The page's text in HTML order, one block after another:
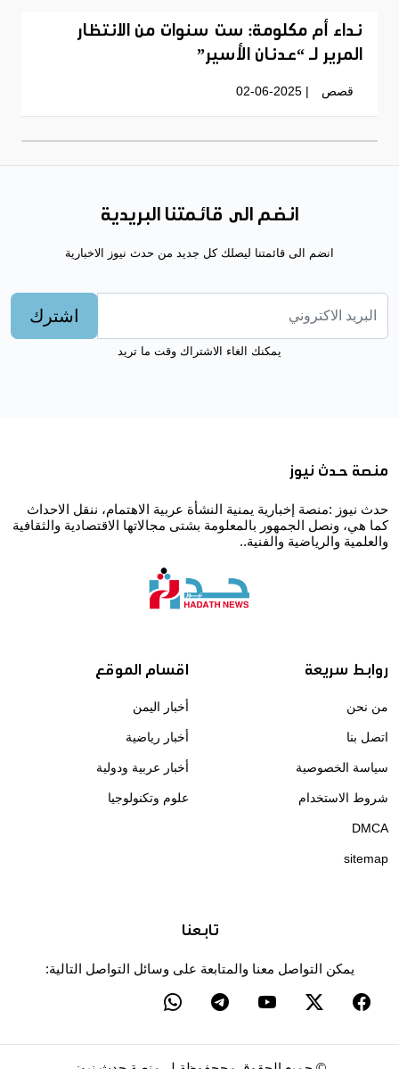
نداء أم مكلومة: ست سنوات من الانتظار
المرير لـ “عدنان الأسير”
قصص | 02-06-2025
انضم الى قائمتنا البريدية
انضم الى قائمتنا ليصلك كل جديد من حدث نيوز الاخبارية
اشترك
يمكنك الغاء الاشتراك وقت ما تريد
منصة حدث نيوز
حدث نيوز :منصة إخبارية يمنية النشأة عربية الاهتمام، ننقل الاحداث
كما هي، ونصل الجمهور بالمعلومة بشتى مجالاتها الاقتصادية والثقافية
والعلمية والرياضية والفنية..
روابط سريعة
من نحن
اتصل بنا
سياسة الخصوصية
شروط الاستخدام
DMCA
sitemap
اقسام الموقع
أخبار اليمن
أخبار رياضية
أخبار عربية ودولية
علوم وتكنولوجيا
تابعنا
يمكن التواصل معنا والمتابعة على وسائل التواصل التالية: